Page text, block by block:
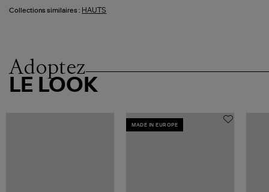
Collections similaires : HAUTS
Adoptez
LE LOOK
MADE IN EUROPE